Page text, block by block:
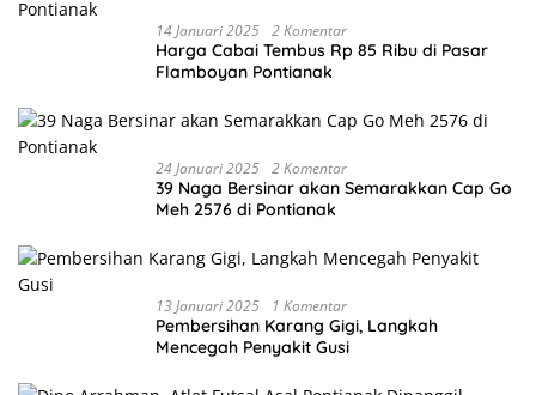
14 Januari 2025 2 Komentar
Harga Cabai Tembus Rp 85 Ribu di Pasar
Flamboyan Pontianak
24 Januari 2025 2 Komentar
39 Naga Bersinar akan Semarakkan Cap Go
Meh 2576 di Pontianak
13 Januari 2025 1 Komentar
Pembersihan Karang Gigi, Langkah
Mencegah Penyakit Gusi